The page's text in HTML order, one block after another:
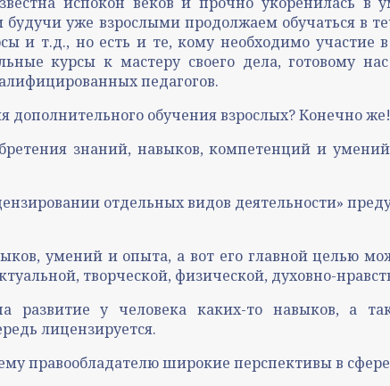
уже взрослыми продолжаем обучаться в
и т.д., но есть и те, кому необходимо участие
курсы к мастеру своего дела, готовому
педагогов.
обучения взрослых? Конечно же!
знаний, навыков, компетенций и
отдельных видов деятельности»
умений и опыта, а вот его главной целью
творческой, физической, духовно-
развитие у человека каких-то навыков, а
лицензируется.
правообладателю широкие перспективы в